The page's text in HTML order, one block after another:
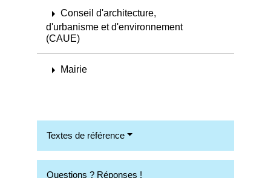
arrow_rightConseil d'architecture,
d'urbanisme et d'environnement
(CAUE)
arrow_right Mairie
Textes de référence
Questions ? Réponses !